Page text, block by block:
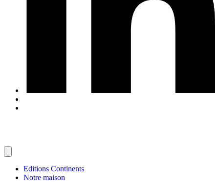
Editions Continents
Notre maison